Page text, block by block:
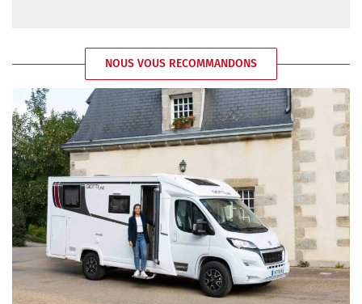
NOUS VOUS RECOMMANDONS